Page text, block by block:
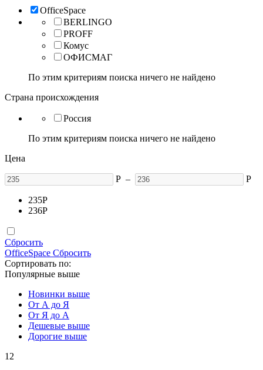
OfficeSpace
BERLINGO
PROFF
Комус
ОФИСМАГ
По этим критериям поиска ничего не найдено
Страна происхождения
Россия
По этим критериям поиска ничего не найдено
Цена
Р – Р
235Р
236Р
Сбросить
OfficeSpace Сбросить
Сортировать по:
Популярные выше
Новинки выше
От А до Я
От Я до А
Дешевые выше
Дорогие выше
12